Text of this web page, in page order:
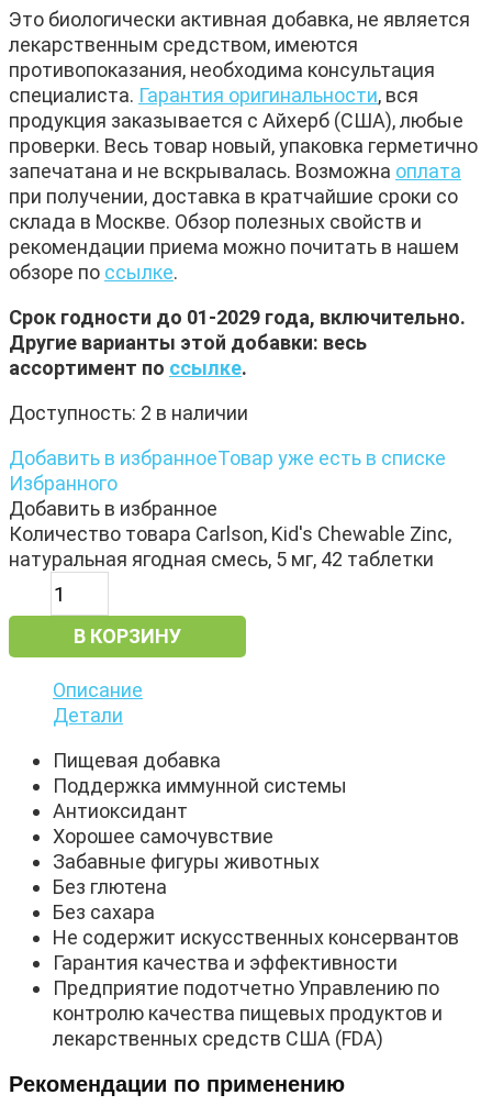
Это биологически активная добавка, не является
лекарственным средством, имеются
противопоказания, необходима консультация
специалиста. Гарантия оригинальности, вся
продукция заказывается с Айхерб (США), любые
проверки. Весь товар новый, упаковка герметично
запечатана и не вскрывалась. Возможна оплата
при получении, доставка в кратчайшие сроки со
склада в Москве. Обзор полезных свойств и
рекомендации приема можно почитать в нашем
обзоре по ссылке.
Срок годности до 01-2029 года, включительно.
Другие варианты этой добавки: весь
ассортимент по ссылке.
Доступность: 2 в наличии
Добавить в избранноеТовар уже есть в списке
Избранного
Добавить в избранное
Количество товара Carlson, Kid's Chewable Zinc,
натуральная ягодная смесь, 5 мг, 42 таблетки
В КОРЗИНУ
Описание
Детали
Пищевая добавка
Поддержка иммунной системы
Антиоксидант
Хорошее самочувствие
Забавные фигуры животных
Без глютена
Без сахара
Не содержит искусственных консервантов
Гарантия качества и эффективности
Предприятие подотчетно Управлению по
контролю качества пищевых продуктов и
лекарственных средств США (FDA)
Рекомендации по применению